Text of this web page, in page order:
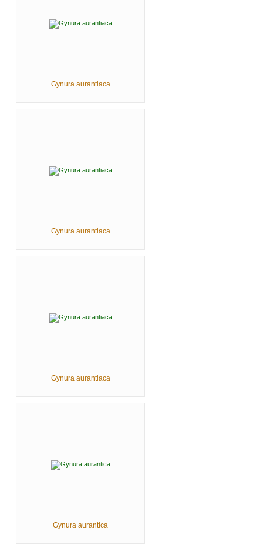
Gynura aurantiaca
Gynura aurantiaca
Gynura aurantiaca
Gynura aurantica